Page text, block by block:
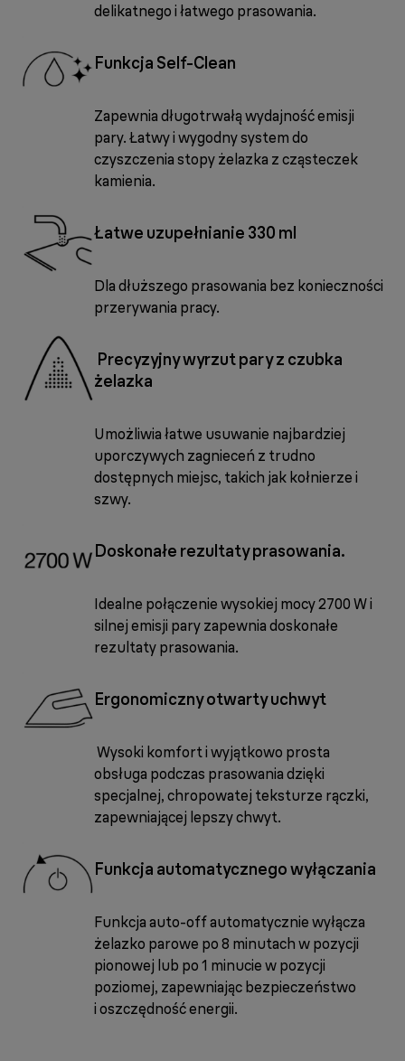
delikatnego i łatwego prasowania.
Funkcja Self-Clean
Zapewnia długotrwałą wydajność emisji
pary. Łatwy i wygodny system do
czyszczenia stopy żelazka z cząsteczek
kamienia.
Łatwe uzupełnianie 330 ml
Dla dłuższego prasowania bez konieczności
przerywania pracy.
Precyzyjny wyrzut pary z czubka
żelazka
Umożliwia łatwe usuwanie najbardziej
uporczywych zagnieceń z trudno
dostępnych miejsc, takich jak kołnierze i
szwy.
Doskonałe rezultaty prasowania.
Idealne połączenie wysokiej mocy 2700 W i
silnej emisji pary zapewnia doskonałe
rezultaty prasowania.
Ergonomiczny otwarty uchwyt
Wysoki komfort i wyjątkowo prosta
obsługa podczas prasowania dzięki
specjalnej, chropowatej teksturze rączki,
zapewniającej lepszy chwyt.
Funkcja automatycznego wyłączania
Funkcja auto-off automatycznie wyłącza
żelazko parowe po 8 minutach w pozycji
pionowej lub po 1 minucie w pozycji
poziomej, zapewniając bezpieczeństwo
i oszczędność energii.